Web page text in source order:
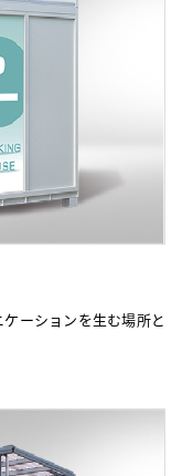
ーションを生む場所と